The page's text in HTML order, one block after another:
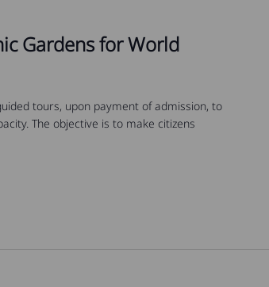
Gardens for World
tours, upon payment of admission, to
The objective is to make citizens